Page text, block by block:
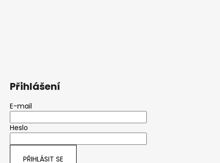
Přihlášení
E-mail
Heslo
PŘIHLÁSIT SE